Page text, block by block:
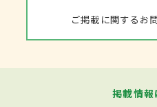
ご掲載に関するお
掲載情報